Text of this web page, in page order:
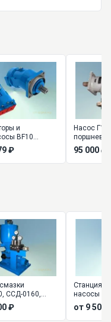
и
BF10
серии)
₽
Насос
95 000 ₽
ССД-0160,
₽
Станция
насосы
для
от 9 500